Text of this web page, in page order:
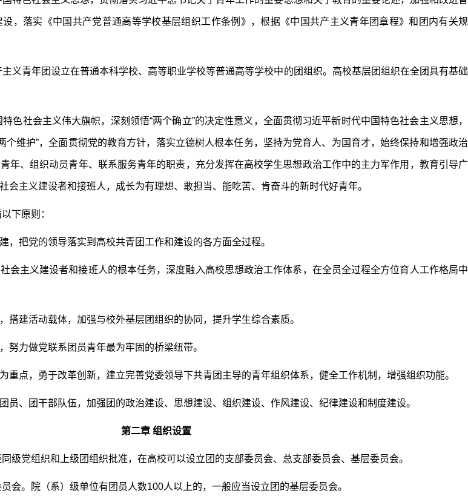
，落实《中国共产党普通高等学校基层组织工作条例》，根据《中国共产主义青年团章程》和团内有关规
义青年团设立在普通本科学校、高等职业学校等普通高等学校中的团组织。高校基层团组织在全团具有基础
色社会主义伟大旗帜，深刻领悟“两个确立”的决定性意义，全面贯彻习近平新时代中国特色社会主义思想，
个维护”，全面贯彻党的教育方针，落实立德树人根本任务，坚持为党育人、为国育才，始终保持和增强政治
年、组织动员青年、联系服务青年的职责，充分发挥在高校学生思想政治工作中的主力军作用，教育引导广
会主义建设者和接班人，成长为有理想、敢担当、能吃苦、肯奋斗的新时代好青年。
下原则：
，把党的领导落实到高校共青团工作和建设的各方面全过程。
会主义建设者和接班人的根本任务，深度融入高校思想政治工作体系，在全员全过程全方位育人工作格局中
搭建活动载体，加强与校外基层团组织的协同，提升学生综合素质。
努力做党联系团员青年最为牢固的桥梁纽带。
重点，勇于改革创新，建立完善党委领导下共青团主导的青年组织体系，健全工作机制，增强组织功能。
员、团干部队伍，加强团的政治建设、思想建设、组织建设、作风建设、纪律建设和制度建设。
第二章 组织设置
级党组织和上级团组织批准，在高校可以设立团的支部委员会、总支部委员会、基层委员会。
会。院（系）级单位有团员人数100人以上的，一般应当设立团的基层委员会。